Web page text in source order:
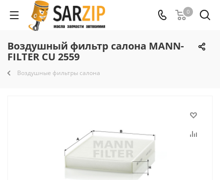
0
Воздушный фильтр салона MANN-
FILTER CU 2559
Воздушные фильтры салона